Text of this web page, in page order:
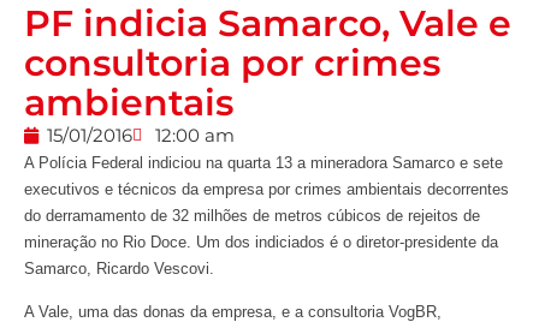
PF indicia Samarco, Vale e
consultoria por crimes
ambientais
15/01/2016 12:00 am
A Polícia Federal indiciou na quarta 13 a mineradora Samarco e sete
executivos e técnicos da empresa por crimes ambientais decorrentes
do derramamento de 32 milhões de metros cúbicos de rejeitos de
mineração no Rio Doce. Um dos indiciados é o diretor-presidente da
Samarco, Ricardo Vescovi.
A Vale, uma das donas da empresa, e a consultoria VogBR,